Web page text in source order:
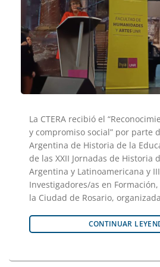
La CTERA recibió el
y compromiso social” por parte
Argentina de Historia de la
de las XXII Jornadas de Historia
Argentina y Latinoamericana y
Investigadores/as en
la Ciudad de Rosario,
CONTINUAR